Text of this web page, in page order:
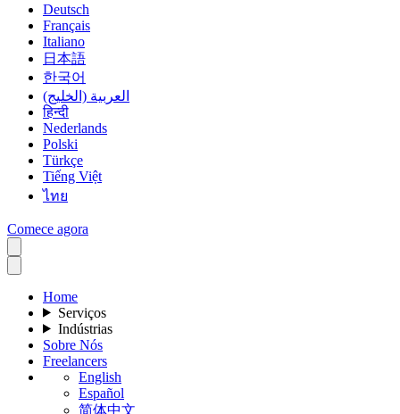
Deutsch
Français
Italiano
日本語
한국어
العربية (الخليج)
हिन्दी
Nederlands
Polski
Türkçe
Tiếng Việt
ไทย
Comece agora
Home
Serviços
Indústrias
Sobre Nós
Freelancers
English
Español
简体中文